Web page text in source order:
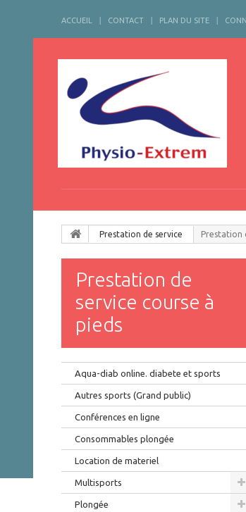
ACCUEIL CONTACT PLAN DU SITE
Prestation de service Prestation
Prestation de
service course à
pieds
Aqua-diab online. diabete et sports
Autres sports (Grand public)
Conférences en ligne
Consommables plongée
Location de materiel
Multisports
Plongée